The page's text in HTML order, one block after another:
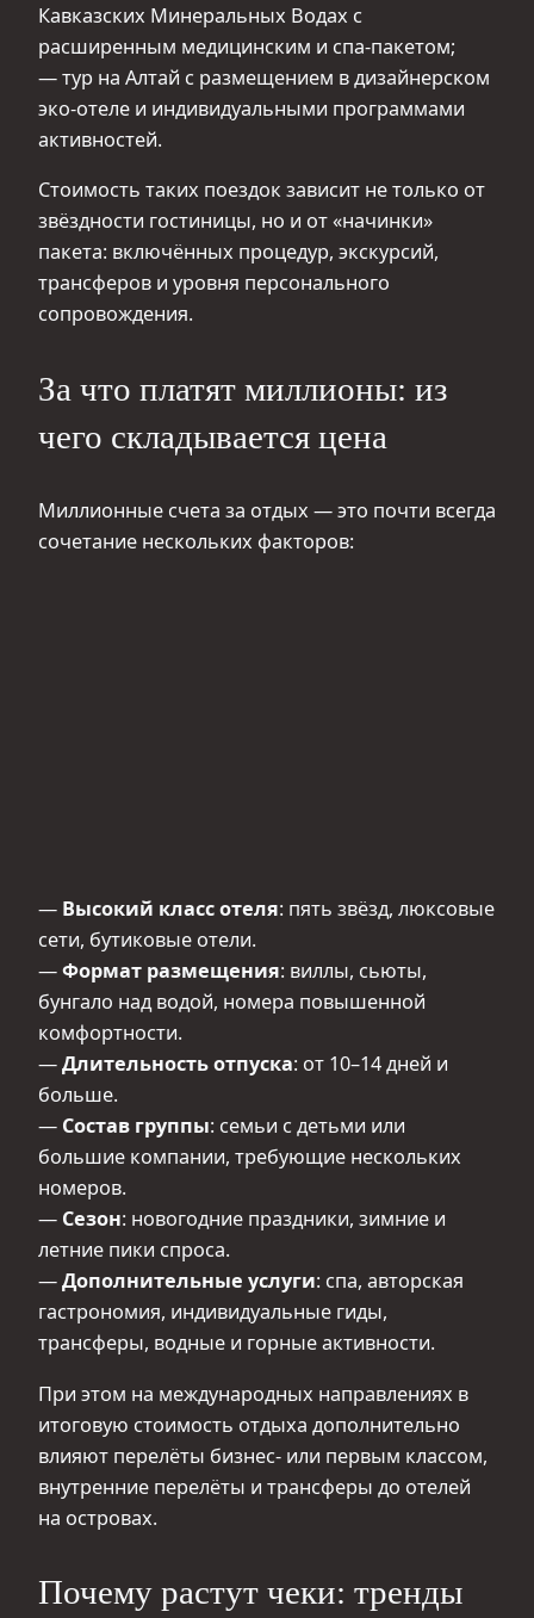
Кавказских Минеральных Водах с
расширенным медицинским и спа-пакетом;
— тур на Алтай с размещением в дизайнерском
эко-отеле и индивидуальными программами
активностей.
Стоимость таких поездок зависит не только от
звёздности гостиницы, но и от «начинки»
пакета: включённых процедур, экскурсий,
трансферов и уровня персонального
сопровождения.
За что платят миллионы: из
чего складывается цена
Миллионные счета за отдых — это почти всегда
сочетание нескольких факторов:
— Высокий класс отеля: пять звёзд, люксовые
сети, бутиковые отели.
—Формат размещения: виллы, сьюты,
бунгало над водой, номера повышенной
комфортности.
—Длительность отпуска: от 10–14 дней и
больше.
— Состав группы: семьи с детьми или
большие компании, требующие нескольких
номеров.
— Сезон: новогодние праздники, зимние и
летние пики спроса.
—Дополнительные услуги: спа, авторская
гастрономия, индивидуальные гиды,
трансферы, водные и горные активности.
При этом на международных направлениях в
итоговую стоимость отдыха дополнительно
влияют перелёты бизнес- или первым классом,
внутренние перелёты и трансферы до отелей
на островах.
Почему растут чеки: тренды